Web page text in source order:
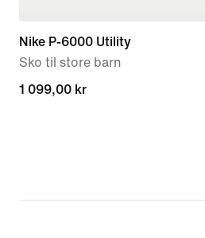
Nike P-6000 Utility
Sko til store barn
1 099,00 kr
1 099,00 kr